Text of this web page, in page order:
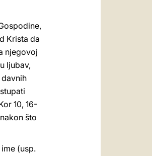
Krista da
njegovoj
ljubav,
10, 16-
što
(usp.